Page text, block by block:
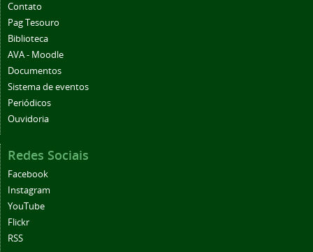
Contato
Pag Tesouro
Biblioteca
AVA - Moodle
Documentos
Sistema de eventos
Periódicos
Ouvidoria
Redes Sociais
Facebook
Instagram
YouTube
Flickr
RSS